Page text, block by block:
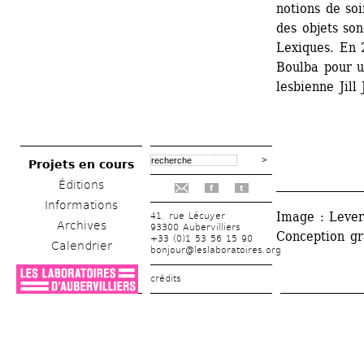
Projets en cours
Éditions
Informations
Archives
Calendrier
f t
41, rue Lécuyer
93300 Aubervilliers
+33 (0)1 53 56 15 90
bonjour@leslaboratoires.org
crédits
notions de
des objets
Lexiques. En
Boulba pour
lesbienne Jill
Image :
Conception